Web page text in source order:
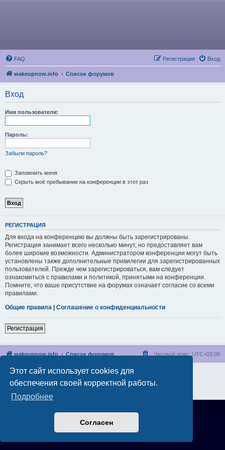
Этот сайт использует cookies для
обеспечения своей корректной работы.
Подробнее
Согласен
FAQ Вход
Регистрация
wakeupnow.info Список форумов
Вход
Имя пользователя:
Пароль:
Забыли пароль?
Запомнить меня
Скрыть моё пребывание на конференции в этот раз
РЕГИСТРАЦИЯ
Для входа на конференцию вы должны быть зарегистрированы.
Регистрация занимает всего несколько минут, но предоставляет вам
более широкие возможности. Администратором конференции могут быть
установлены также дополнительные привилегии для зарегистрированных
пользователей. Прежде чем зарегистрироваться, вам следует
ознакомиться с правилами и политикой, принятыми на конференции.
Помните, что ваше присутствие на форумах означает согласие со всеми
правилами.
Общие правила | Соглашение о конфиденциальности
Регистрация
wakeupnow.info Список форумов Часовой пояс: UTC+03:00
Создано на основе phpBB® Forum Software © phpBB Limited
Русская поддержка phpBB